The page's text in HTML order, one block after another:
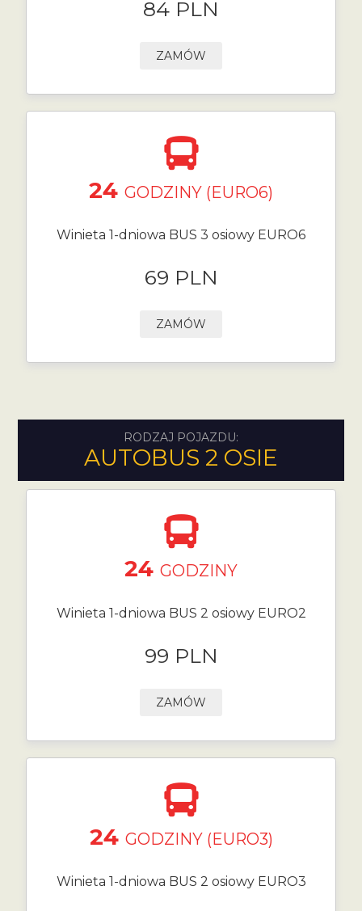
84 PLN
ZAMÓW
24 GODZINY (EURO6)
Winieta 1-dniowa BUS 3 osiowy EURO6
69 PLN
ZAMÓW
RODZAJ POJAZDU:
AUTOBUS 2 OSIE
24 GODZINY
Winieta 1-dniowa BUS 2 osiowy EURO2
99 PLN
ZAMÓW
24 GODZINY (EURO3)
Winieta 1-dniowa BUS 2 osiowy EURO3